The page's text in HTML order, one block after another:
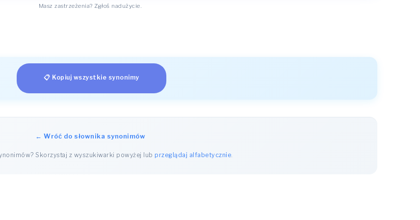
Masz zastrzeżenia? Zgłoś nadużycie.
📋 Kopiuj wszystkie synonimy
← Wróć do słownika synonimów
Skorzystaj z wyszukiwarki powyżej lubprzeglądaj alfabetycznie.